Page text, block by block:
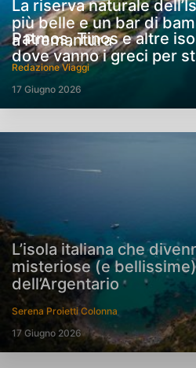
La riserva naturale
più belle e un bar di
a Premantura
Redazione Viaggi
17 Giugno 2026
L’isola italiana che
misteriose (e
dell’Argentario
Serena Proietti Colonna
17 Giugno 2026
Patmos, Tinos e altre
dove vanno i greci per